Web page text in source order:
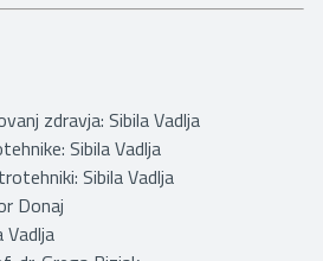
zdravja: Sibila Vadlja
Sibila Vadlja
Sibila Vadlja
Donaj
Vadlja